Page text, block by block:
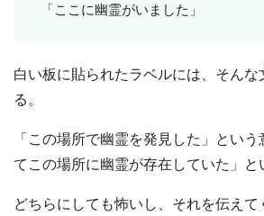
「ここに幽霊がいました」
白い板に貼られたラベルには、そんな
る。
「この場所で幽霊を発見した」とい
てこの場所に幽霊が存在していた」と
どちらにしても怖いし、それを伝え